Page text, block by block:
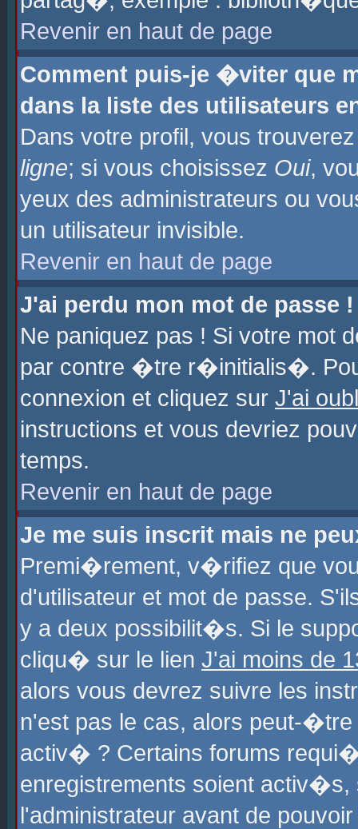
Revenir en haut de page
Comment puis-je �viter que
dans la liste des utilisateurs
Dans votre profil, vous
ligne; si vous choisissez Oui,
yeux des administrateurs ou
un utilisateur invisible.
Revenir en haut de page
J'ai perdu mon mot de passe !
Ne paniquez pas ! Si votre
par contre �tre r�initialis�.
connexion et cliquez sur J'ai
instructions et vous devriez
temps.
Revenir en haut de page
Je me suis inscrit mais ne
Premi�rement, v�rifiez que
d'utilisateur et mot de passe.
y a deux possibilit�s. Si le
cliqu� sur le lien J'ai moins de
alors vous devrez suivre les
n'est pas le cas, alors peut-
activ� ? Certains forums
enregistrements soient
l'administrateur avant de